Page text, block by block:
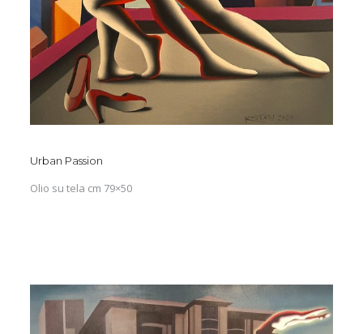
Urban Passion
Olio su tela cm 79×50